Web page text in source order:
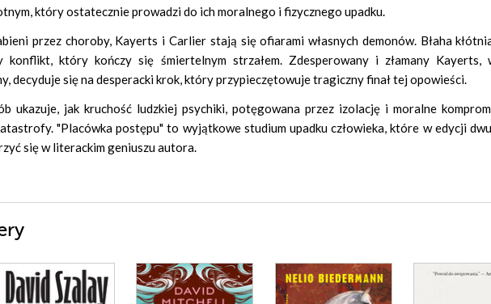
który ostatecznie prowadzi do ich moralnego i fizycznego upadku.
przez choroby, Kayerts i Carlier stają się ofiarami własnych demonów. Błaha
konflikt, który kończy się śmiertelnym strzałem. Zdesperowany i złamany Kayerts,
decyduje się na desperacki krok, który przypieczętowuje tragiczny finał tej opowieści.
ukazuje, jak kruchość ludzkiej psychiki, potęgowana przez izolację i moralne
"Placówka postępu" to wyjątkowe studium upadku człowieka, które w edycji
się w literackim geniuszu autora.